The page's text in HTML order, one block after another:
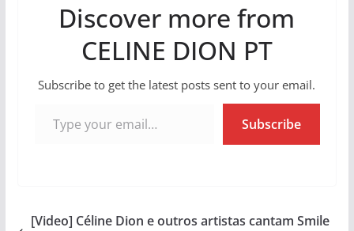
Discover more from
CELINE DION PT
Subscribe to get the latest posts sent to your email.
Subscribe
[Video] Céline Dion e outros artistas cantam Smile